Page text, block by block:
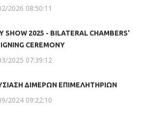
2026 08:50:11
SHOW 2025 - BILATERAL CHAMBERS'
CEREMONY
2025 07:39:12
ΔΙΜΕΡΩΝ ΕΠΙΜΕΛΗΤΗΡΙΩΝ
2024 09:22:10